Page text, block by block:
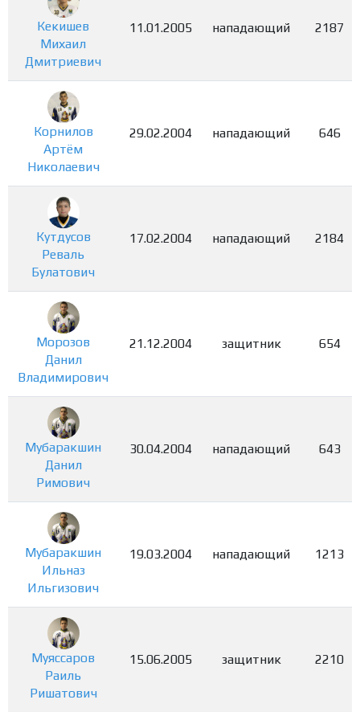
Кекишев
Михаил
Дмитриевич
11.01.2005 нападающий 2187
Корнилов
Артём
Николаевич
29.02.2004 нападающий 646
Кутдусов
Реваль
Булатович
17.02.2004 нападающий 2184
Морозов
Данил
Владимирович
21.12.2004 защитник 654
Мубаракшин
Данил
Римович
30.04.2004 нападающий 643
Мубаракшин
Ильназ
Ильгизович
19.03.2004 нападающий 1213
Муяссаров
Раиль
Ришатович
15.06.2005 защитник 2210